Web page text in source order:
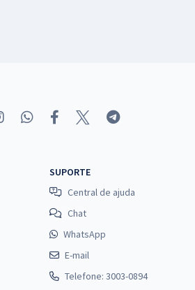
SUPORTE
Central de ajuda
Chat
WhatsApp
E-mail
Telefone: 3003-0894